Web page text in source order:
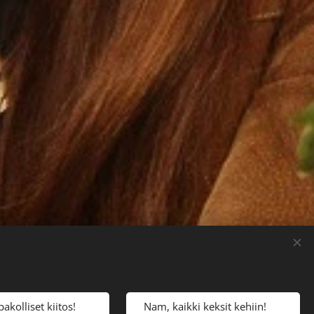
kiitos! 🍘 Nam, kaikki keksit kehiin! 🍪